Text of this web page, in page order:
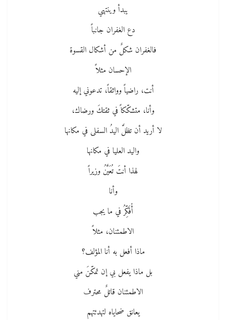
يبدأ وينتهي
دع الغفران جانباً
فالغفران شكلٌ من أشكال القسوة
الإحسان مثلاً
أنت، راضياً وواثقاً، تدعوني إليه
وأنا، متشكّكاً في ثقتكَ ورضاك،
لا أريد أن تظلَّ اليدُ السفلى في مكانها
واليد العليا في مكانها
لهذا أنتَ تُعَيَّنُ وزيراً
وأنا
أُفَكِّرُ في ما يجب
الاطمئنان، مثلاً
ماذا أفعل به أنا المؤلف؟
بل ماذا يفعل بي إن تمكّنَ مني
الاطمئنان قاتلٌ محترف
يعانق ضحاياه لتهدئتهم